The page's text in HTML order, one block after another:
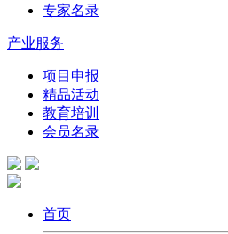
专家名录
产业服务
项目申报
精品活动
教育培训
会员名录
首页